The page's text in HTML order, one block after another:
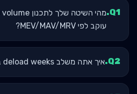
Q1
.
עוקב לפי MEV/MAV/MRV?
Q2
.איך אתה משלב deload weeks בתוכנית?